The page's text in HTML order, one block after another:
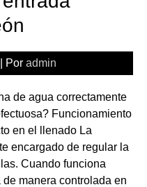
| Por admin
de agua correctamente
Funcionamiento
en el llenado La
encargado de regular la
Cuando funciona
manera controlada en